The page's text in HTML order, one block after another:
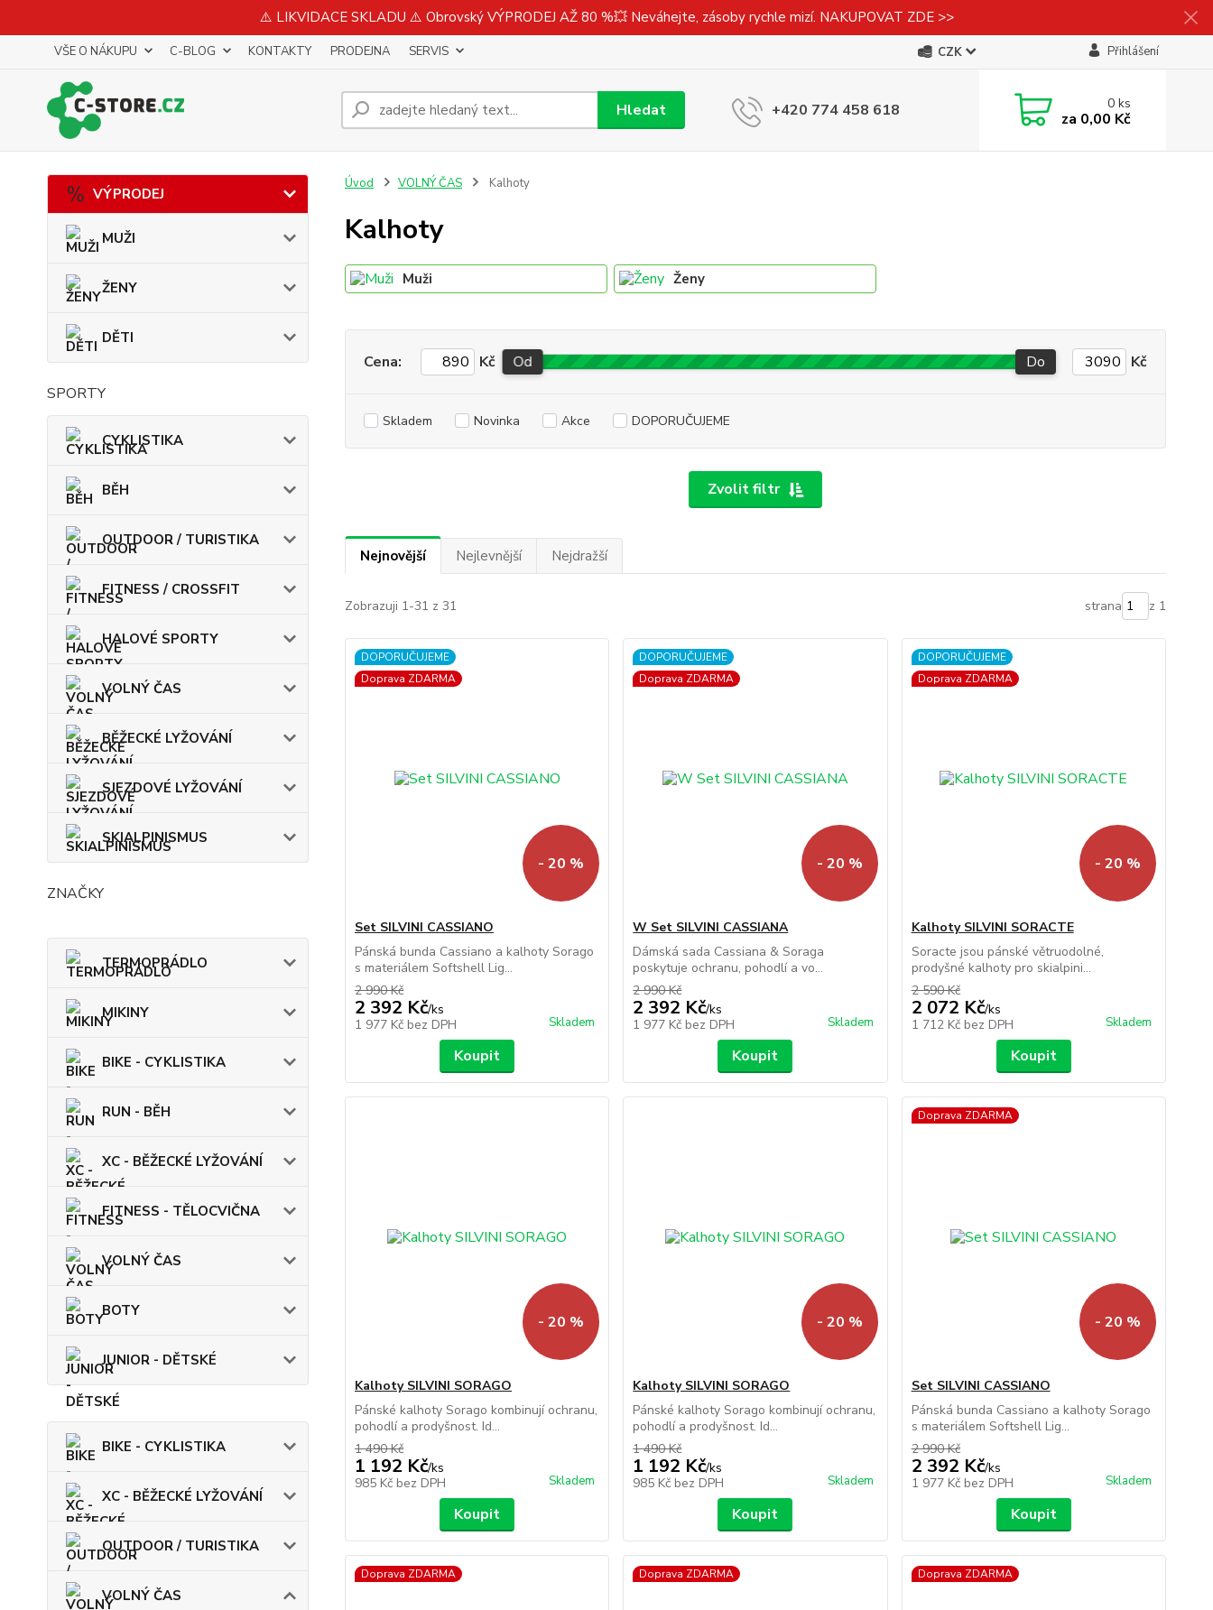
⚠️ LIKVIDACE SKLADU ⚠️ Obrovský VÝPRODEJ AŽ 80 %💥 Neváhejte, zásoby rychle mizí. NAKUPOVAT ZDE >>
VŠE O NÁKUPU C-BLOG KONTAKTY PRODEJNA SERVIS CZK Přihlášení
Hledat +420 774 458 618 0ks
za 0,00 Kč
VÝPRODEJ
MUŽI
ŽENY
DĚTI
SPORTY
CYKLISTIKA
BĚH
OUTDOOR / TURISTIKA
FITNESS / CROSSFIT
HALOVÉ SPORTY
VOLNÝ ČAS
BĚŽECKÉ LYŽOVÁNÍ
SJEZDOVÉ LYŽOVÁNÍ
SKIALPINISMUS
ZNAČKY
TERMOPRÁDLO
MIKINY
BIKE - CYKLISTIKA
RUN - BĚH
XC - BĚŽECKÉ LYŽOVÁNÍ
FITNESS - TĚLOCVIČNA
VOLNÝ ČAS
BOTY
JUNIOR - DĚTSKÉ
BIKE - CYKLISTIKA
XC - BĚŽECKÉ LYŽOVÁNÍ
OUTDOOR / TURISTIKA
VOLNÝ ČAS
Úvod VOLNÝ ČAS Kalhoty
Kalhoty
Muži Ženy
Zvolit filtr
Cena: Kč Od Do Kč
Skladem Novinka Akce DOPORUČUJEME
Nejnovější Nejlevnější Nejdražší
Zobrazuji 1-31 z 31 strana z 1
DOPORUČUJEME
Doprava ZDARMA
- 20 %
Set SILVINI CASSIANO
Pánská bunda Cassiano a kalhoty Sorago
s materiálem Softshell Lig...
2 990 Kč
2 392 Kč/ks
1 977 Kč bez DPH Skladem
Koupit
DOPORUČUJEME
Doprava ZDARMA
- 20 %
W Set SILVINI CASSIANA
Dámská sada Cassiana & Soraga
poskytuje ochranu, pohodlí a vo...
2 990 Kč
2 392 Kč/ks
1 977 Kč bez DPH Skladem
Koupit
DOPORUČUJEME
Doprava ZDARMA
- 20 %
Kalhoty SILVINI SORACTE
Soracte jsou pánské větruodolné,
prodyšné kalhoty pro skialpini...
2 590 Kč
2 072 Kč/ks
1 712 Kč bez DPH Skladem
Koupit
- 20 %
Kalhoty SILVINI SORAGO
Pánské kalhoty Sorago kombinují ochranu,
pohodlí a prodyšnost. Id...
1 490 Kč
1 192 Kč/ks
985 Kč bez DPH Skladem
Koupit
- 20 %
Kalhoty SILVINI SORAGO
Pánské kalhoty Sorago kombinují ochranu,
pohodlí a prodyšnost. Id...
1 490 Kč
1 192 Kč/ks
985 Kč bez DPH Skladem
Koupit
Doprava ZDARMA
- 20 %
Set SILVINI CASSIANO
Pánská bunda Cassiano a kalhoty Sorago
s materiálem Softshell Lig...
2 990 Kč
2 392 Kč/ks
1 977 Kč bez DPH Skladem
Koupit
Doprava ZDARMA Doprava ZDARMA Doprava ZDARMA